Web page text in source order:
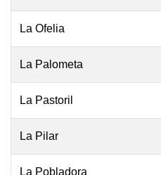
La Ofelia
La Palometa
La Pastoril
La Pilar
La Pobladora